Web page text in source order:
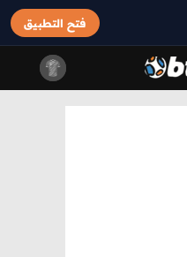
فتح التطبيق